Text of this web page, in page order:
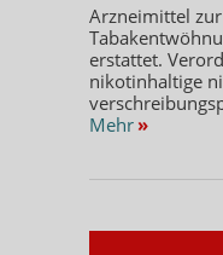
Arzneimittel zur
erstattet.
nikotinhaltige
Mehr »